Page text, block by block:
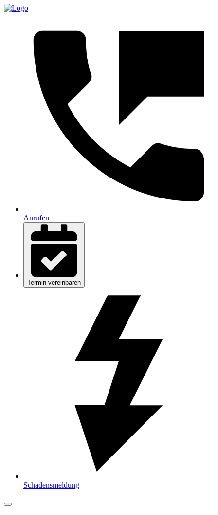
Anrufen
Termin vereinbaren
Schadensmeldung